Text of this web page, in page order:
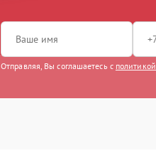
Отправляя, Вы соглашаетесь с